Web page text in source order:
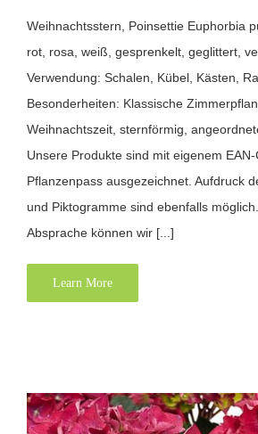
Weihnachtsstern, Poinsettie Euphorbia
rot, rosa, weiß, gesprenkelt, geglittert,
Verwendung: Schalen, Kübel, Kästen,
Besonderheiten: Klassische
Weihnachtszeit, sternförmig,
Unsere Produkte sind mit eigenem
Pflanzenpass ausgezeichnet. Aufdruck
und Piktogramme sind ebenfalls
Absprache können wir [...]
Learn More